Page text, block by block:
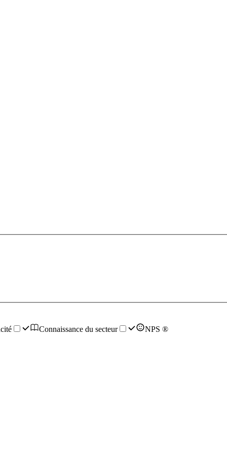
Connaissance du secteur NPS ®